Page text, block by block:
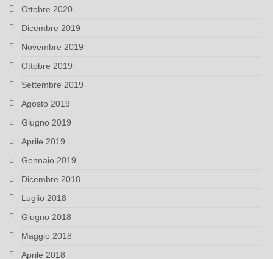
Ottobre 2020
Dicembre 2019
Novembre 2019
Ottobre 2019
Settembre 2019
Agosto 2019
Giugno 2019
Aprile 2019
Gennaio 2019
Dicembre 2018
Luglio 2018
Giugno 2018
Maggio 2018
Aprile 2018